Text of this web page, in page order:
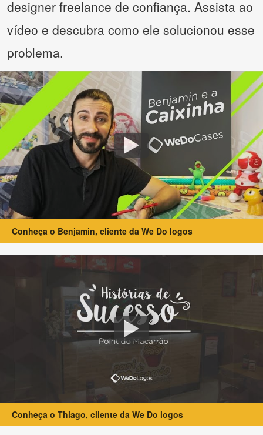
designer freelance de confiança. Assista ao
vídeo e descubra como ele solucionou esse
problema.
Conheça o Benjamin, cliente da We Do logos
Conheça o Thiago, cliente da We Do logos